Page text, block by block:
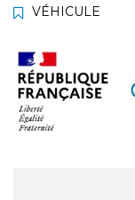
VÉHICULE